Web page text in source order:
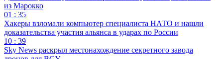
из Марокко
01 : 35
Хакеры взломали компьютер специалиста НАТО и нашли
доказательства участия альянса в ударах по России
10 : 39
Sky News раскрыл местонахождение секретного завода